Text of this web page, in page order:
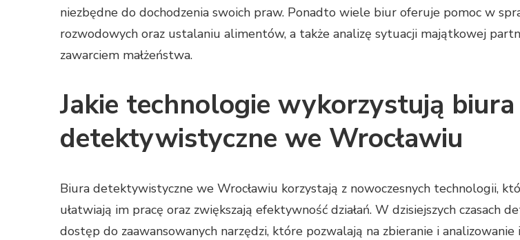
niezbędne do dochodzenia swoich praw. Ponadto wiele biur oferuje pomoc w
rozwodowych oraz ustalaniu alimentów, a także analizę sytuacji majątkowej
zawarciem małżeństwa.
Jakie technologie wykorzystują biura
detektywistyczne we Wrocławiu
Biura detektywistyczne we Wrocławiu korzystają z nowoczesnych technologii,
ułatwiają im pracę oraz zwiększają efektywność działań. W dzisiejszych czasach
dostęp do zaawansowanych narzędzi, które pozwalają na zbieranie i